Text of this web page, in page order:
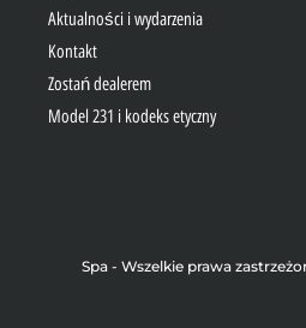
Aktualności i wydarzenia
Kontakt
Zostań dealerem
Model 231 i kodeks etyczny
Spa - Wszelkie prawa